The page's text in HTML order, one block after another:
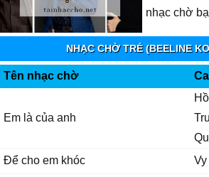
nhạc chờ
NHẠC CHỜ TRẺ (BEELINE
Tên nhạc chờ
Em là của anh
Để cho em khóc
Vy